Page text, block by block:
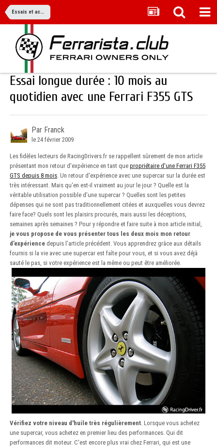
Essais et actualité
Essai longue durée : 10 mois au
quotidien avec une Ferrari F355 GTS
Par Franck
le 24 février 2009
Les fidèles lecteurs de RacingDrivers.fr se rappellent sûrement de mon article
présentant mon retour d'expérience en tant que propriétaire d'une Ferrari F355
GTS depuis 8 mois . Un retour d'expérience avec une supercar sur la durée est
très intéressant. Mais qu'en est-il vraiment au jour le jour ? Quelle est la
véritable utilisation possible d’une supercar ? Quelles sont les petites
dépenses qui ne sont pas traditionnellement citées et auxquelles vous devrez
faire face? Quels sont les plaisirs procurés, mais aussi les déceptions,
semaines après semaines ? Pour y répondre et faire suite à mon article initial,
je vous propose de vous présenter tous les deux mois mon retour
d’expérience depuis l’article précédent. Vous apprendrez grâce aux détails
fournis si la vie avec une supercar est faîte pour vous, et si vous avez déjà
sauté le pas, si votre expérience est la même ou peut être améliorée.
Vérifiez votre niveau d'huile très régulièrement . Lorsque vous achetez
une supercar, vous achetez en premier lieu des performances. Qui dit
performances dit moteur. C'est encore plus vrai chez Ferrari, qui est une